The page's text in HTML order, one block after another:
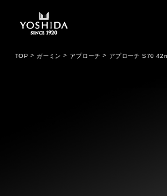
TOP ガーミン アプローチ アプローチ S70